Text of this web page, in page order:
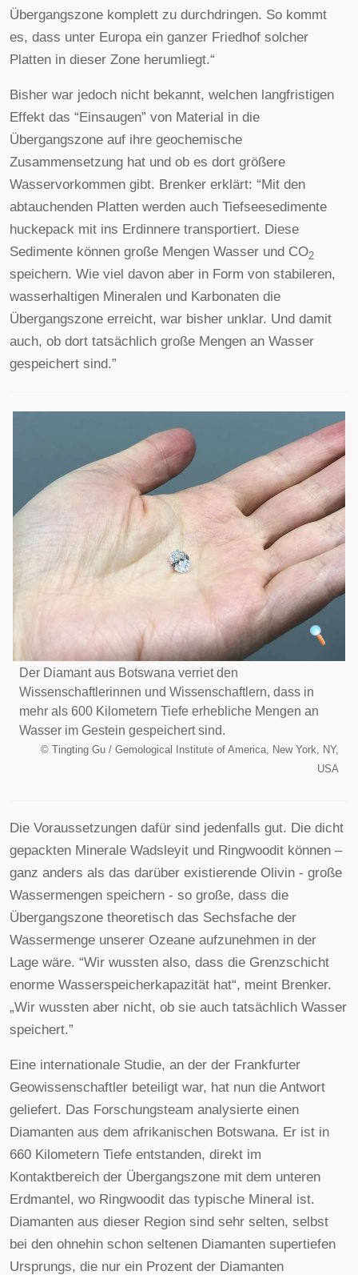
Übergangszone komplett zu durchdringen. So kommt
es, dass unter Europa ein ganzer Friedhof solcher
Platten in dieser Zone herumliegt.“
Bisher war jedoch nicht bekannt, welchen langfristigen
Effekt das “Einsaugen” von Material in die
Übergangszone auf ihre geochemische
Zusammensetzung hat und ob es dort größere
Wasservorkommen gibt. Brenker erklärt: “Mit den
abtauchenden Platten werden auch Tiefseesedimente
huckepack mit ins Erdinnere transportiert. Diese
Sedimente können große Mengen Wasser und CO2
speichern. Wie viel davon aber in Form von stabileren,
wasserhaltigen Mineralen und Karbonaten die
Übergangszone erreicht, war bisher unklar. Und damit
auch, ob dort tatsächlich große Mengen an Wasser
gespeichert sind.”
Der Diamant aus Botswana verriet den
Wissenschaftlerinnen und Wissenschaftlern, dass in
mehr als 600 Kilometern Tiefe erhebliche Mengen an
Wasser im Gestein gespeichert sind.
© Tingting Gu / Gemological Institute of America, New York, NY,
USA
Die Voraussetzungen dafür sind jedenfalls gut. Die dicht
gepackten Minerale Wadsleyit und Ringwoodit können –
ganz anders als das darüber existierende Olivin - große
Wassermengen speichern - so große, dass die
Übergangszone theoretisch das Sechsfache der
Wassermenge unserer Ozeane aufzunehmen in der
Lage wäre. “Wir wussten also, dass die Grenzschicht
enorme Wasserspeicherkapazität hat“, meint Brenker.
„Wir wussten aber nicht, ob sie auch tatsächlich Wasser
speichert.”
Eine internationale Studie, an der der Frankfurter
Geowissenschaftler beteiligt war, hat nun die Antwort
geliefert. Das Forschungsteam analysierte einen
Diamanten aus dem afrikanischen Botswana. Er ist in
660 Kilometern Tiefe entstanden, direkt im
Kontaktbereich der Übergangszone mit dem unteren
Erdmantel, wo Ringwoodit das typische Mineral ist.
Diamanten aus dieser Region sind sehr selten, selbst
bei den ohnehin schon seltenen Diamanten supertiefen
Ursprungs, die nur ein Prozent der Diamanten